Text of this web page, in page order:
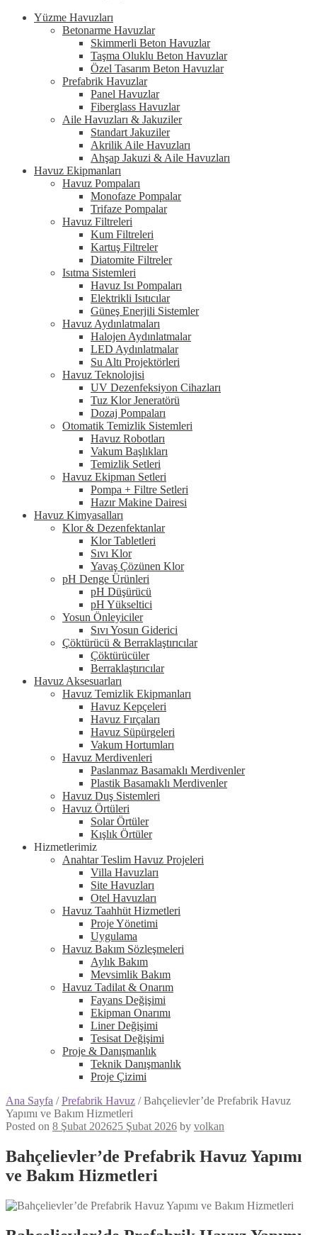
Yüzme Havuzları
Betonarme Havuzlar
Skimmerli Beton Havuzlar
Taşma Oluklu Beton Havuzlar
Özel Tasarım Beton Havuzlar
Prefabrik Havuzlar
Panel Havuzlar
Fiberglass Havuzlar
Aile Havuzları & Jakuziler
Standart Jakuziler
Akrilik Aile Havuzları
Ahşap Jakuzi & Aile Havuzları
Havuz Ekipmanları
Havuz Pompaları
Monofaze Pompalar
Trifaze Pompalar
Havuz Filtreleri
Kum Filtreleri
Kartuş Filtreler
Diatomite Filtreler
Isıtma Sistemleri
Havuz Isı Pompaları
Elektrikli Isıtıcılar
Güneş Enerjili Sistemler
Havuz Aydınlatmaları
Halojen Aydınlatmalar
LED Aydınlatmalar
Su Altı Projektörleri
Havuz Teknolojisi
UV Dezenfeksiyon Cihazları
Tuz Klor Jeneratörü
Dozaj Pompaları
Otomatik Temizlik Sistemleri
Havuz Robotları
Vakum Başlıkları
Temizlik Setleri
Havuz Ekipman Setleri
Pompa + Filtre Setleri
Hazır Makine Dairesi
Havuz Kimyasalları
Klor & Dezenfektanlar
Klor Tabletleri
Sıvı Klor
Yavaş Çözünen Klor
pH Denge Ürünleri
pH Düşürücü
pH Yükseltici
Yosun Önleyiciler
Sıvı Yosun Giderici
Çöktürücü & Berraklaştırıcılar
Çöktürücüler
Berraklaştırıcılar
Havuz Aksesuarları
Havuz Temizlik Ekipmanları
Havuz Kepçeleri
Havuz Fırçaları
Havuz Süpürgeleri
Vakum Hortumları
Havuz Merdivenleri
Paslanmaz Basamaklı Merdivenler
Plastik Basamaklı Merdivenler
Havuz Duş Sistemleri
Havuz Örtüleri
Solar Örtüler
Kışlık Örtüler
Hizmetlerimiz
Anahtar Teslim Havuz Projeleri
Villa Havuzları
Site Havuzları
Otel Havuzları
Havuz Taahhüt Hizmetleri
Proje Yönetimi
Uygulama
Havuz Bakım Sözleşmeleri
Aylık Bakım
Mevsimlik Bakım
Havuz Tadilat & Onarım
Fayans Değişimi
Ekipman Onarımı
Liner Değişimi
Tesisat Değişimi
Proje & Danışmanlık
Teknik Danışmanlık
Proje Çizimi
Ana Sayfa /Prefabrik Havuz /Bahçelievler’de Prefabrik Havuz
Yapımı ve Bakım Hizmetleri
Posted on 8 Şubat 202625 Şubat 2026 by volkan
Bahçelievler’de Prefabrik Havuz Yapımı
ve Bakım Hizmetleri